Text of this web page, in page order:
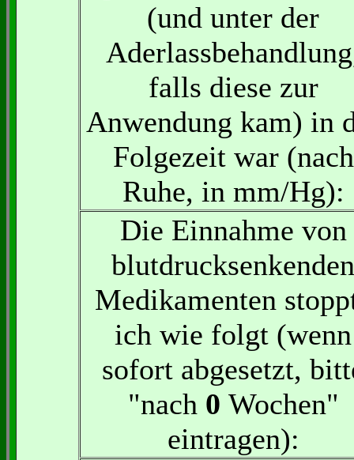
(und unter der
falls diese zur
Anwendung kam) in
Folgezeit war (nach
Ruhe, in mm/Hg):
Die Einnahme von
blutdrucksenkenden
Medikamenten
ich wie folgt (wenn
sofort abgesetzt,
"nach 0 Wochen"
eintragen):